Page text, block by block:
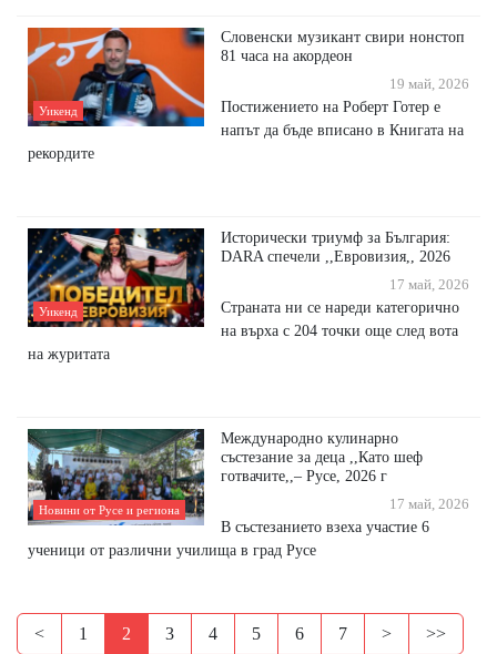
Уикенд
Словенски музикант свири нонстоп
81 часа на акордеон
19 май, 2026
Постижението на Роберт Готер е
напът да бъде вписано в Книгата на
рекордите
Уикенд
Исторически триумф за България:
DARA спечели ,,Евровизия,, 2026
17 май, 2026
Страната ни се нареди категорично
на върха с 204 точки още след вота
на журитата
Новини от Русе и региона
Международно кулинарно
състезание за деца ,,Като шеф
готвачите,,– Русе, 2026 г
17 май, 2026
В състезанието взеха участие 6
ученици от различни училища в град Русе
< 1 2 3 4 5 6 7 > >>